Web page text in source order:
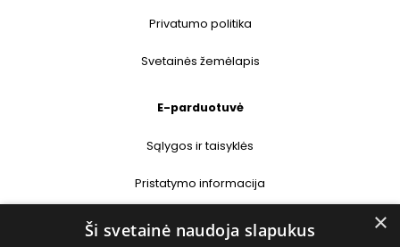
Privatumo politika
Svetainės žemėlapis
E-parduotuvė
Sąlygos ir taisyklės
Pristatymo informacija
Prekių grąžinimas ×
Ši svetainė naudoja slapukus